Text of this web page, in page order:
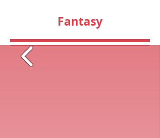
Fantasy